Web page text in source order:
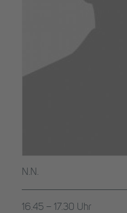
N.N.
16.45 – 17.30 Uhr